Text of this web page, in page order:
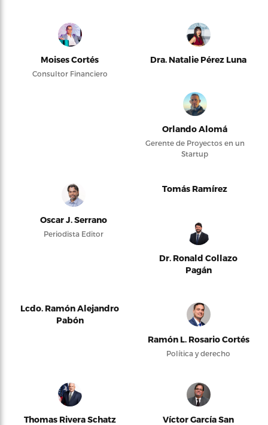
Moises Cortés
Consultor Financiero
Dra. Natalie Pérez Luna
Orlando Alomá
Gerente de Proyectos en un
Startup
Oscar J. Serrano
Periodista Editor
Tomás Ramírez
Dr. Ronald Collazo
Pagán
Lcdo. Ramón Alejandro
Pabón
Ramón L. Rosario Cortés
Política y derecho
Thomas Rivera Schatz
Víctor García San